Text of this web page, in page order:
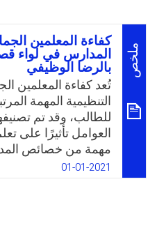
ملخص
كفاءة المعلمين
المدارس في لواء
بالرضا الوظيفي
تُعد كفاءة المعلمين
التنظيمية المهمة
للطالب، وقد تم
العوامل تأثيرًا على
مهمة من خصائص
المعلمين الجماعية
المعلمين مما يؤدي
01-01-2021